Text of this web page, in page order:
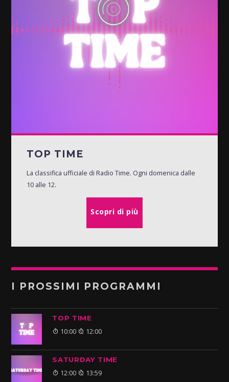
TOP TIME
La classifica ufficiale di Radio Time. Ogni domenica dalle
10 alle 12.
Scopri di più
I PROSSIMI PROGRAMMI
TOP TIME
10:00 12:00
SATURDAY TIME
12:00 13:59